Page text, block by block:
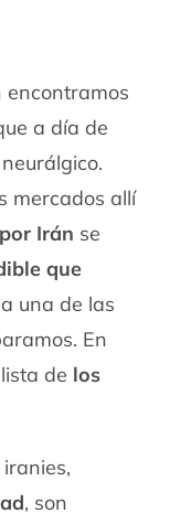
encontramos
a día de
mercados allí
Irán se
que
una de las
En
de los
, son